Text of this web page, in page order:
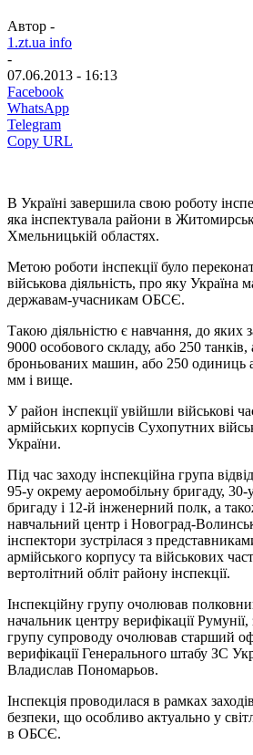
Автор -
1.zt.ua info
-
07.06.2013 - 16:13
Facebook
WhatsApp
Telegram
Copy URL
В Україні завершила свою роботу
яка інспектувала райони в
Хмельницькій областях.
Метою роботи інспекції було
військова діяльність, про яку Україна
державам-учасникам ОБСЄ.
Такою діяльністю є навчання, до яких
9000 особового складу, або 250
броньованих машин, або 250 одиниць
мм і вище.
У район інспекції увійшли військові
армійських корпусів Сухопутних
України.
Під час заходу інспекційна група
95-у окрему аеромобільну бригаду, 30-
бригаду і 12-й інженерний полк, а
навчальний центр і Новоград-
інспектори зустрілася з
армійського корпусу та військових
вертолітний обліт району інспекції.
Інспекційну групу очолював
начальник центру верифікації Румунії,
групу супроводу очолював старший
верифікації Генерального штабу ЗС
Владислав Пономарьов.
Інспекція проводилася в рамках
безпеки, що особливо актуально у
в ОБСЄ.